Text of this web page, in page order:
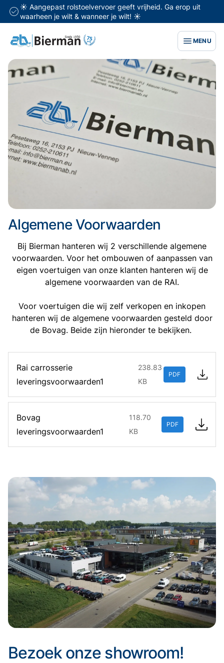
☀️ Aangepast rolstoelvervoer geeft vrijheid. Ga erop uit
waarheen je wilt & wanneer je wilt! ☀️
MENU
Algemene Voorwaarden
Bij Bierman hanteren wij 2 verschillende algemene
voorwaarden. Voor het ombouwen of aanpassen van
eigen voertuigen van onze klanten hanteren wij de
algemene voorwaarden van de RAI.
Voor voertuigen die wij zelf verkopen en inkopen
hanteren wij de algemene voorwaarden gesteld door
de Bovag. Beide zijn hieronder te bekijken.
Rai carrosserie
leveringsvoorwaarden1
238.83
KB
PDF
Bovag
leveringsvoorwaarden1
118.70
KB
PDF
Bezoek onze showroom!